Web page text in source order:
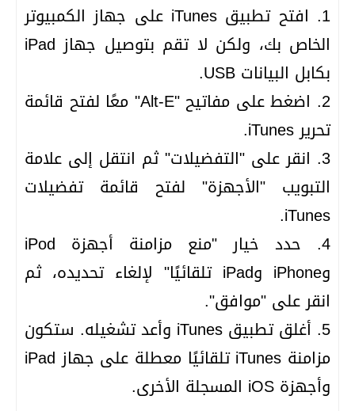
1. افتح تطبيق iTunes على جهاز الكمبيوتر
الخاص بك، ولكن لا تقم بتوصيل جهاز iPad
بكابل البيانات USB.
2. اضغط على مفاتيح "Alt-E" معًا لفتح قائمة
تحرير iTunes.
3. انقر على "التفضيلات" ثم انتقل إلى علامة
التبويب "الأجهزة" لفتح قائمة تفضيلات
iTunes.
4. حدد خيار "منع مزامنة أجهزة iPod
وiPhone وiPad تلقائيًا" لإلغاء تحديده، ثم
انقر على "موافق".
5. أغلق تطبيق iTunes وأعد تشغيله. ستكون
مزامنة iTunes تلقائيًا معطلة على جهاز iPad
وأجهزة iOS المسجلة الأخرى.